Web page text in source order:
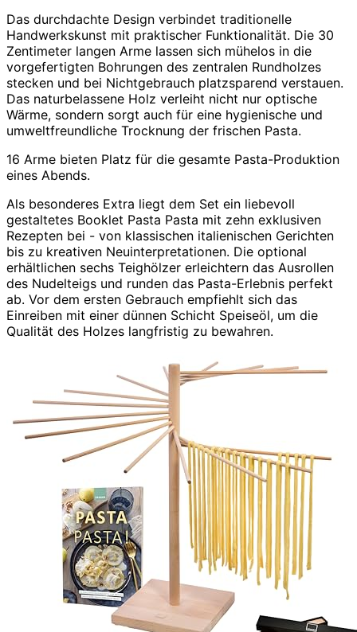
Das durchdachte Design verbindet traditionelle
Handwerkskunst mit praktischer Funktionalität. Die 30
Zentimeter langen Arme lassen sich mühelos in die
vorgefertigten Bohrungen des zentralen Rundholzes
stecken und bei Nichtgebrauch platzsparend verstauen.
Das naturbelassene Holz verleiht nicht nur optische
Wärme, sondern sorgt auch für eine hygienische und
umweltfreundliche Trocknung der frischen Pasta.
16 Arme bieten Platz für die gesamte Pasta-Produktion
eines Abends.
Als besonderes Extra liegt dem Set ein liebevoll
gestaltetes Booklet Pasta Pasta mit zehn exklusiven
Rezepten bei - von klassischen italienischen Gerichten
bis zu kreativen Neuinterpretationen. Die optional
erhältlichen sechs Teighölzer erleichtern das Ausrollen
des Nudelteigs und runden das Pasta-Erlebnis perfekt
ab. Vor dem ersten Gebrauch empfiehlt sich das
Einreiben mit einer dünnen Schicht Speiseöl, um die
Qualität des Holzes langfristig zu bewahren.